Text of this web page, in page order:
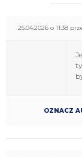
25.04.2026 o 11:38
OZNACZ